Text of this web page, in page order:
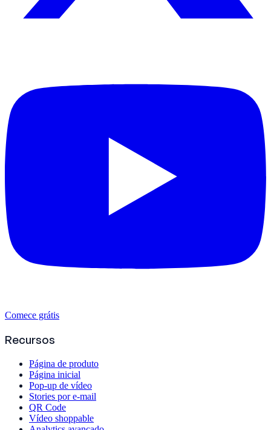
Comece grátis
Recursos
Página de produto
Página inicial
Pop-up de vídeo
Stories por e-mail
QR Code
Vídeo shoppable